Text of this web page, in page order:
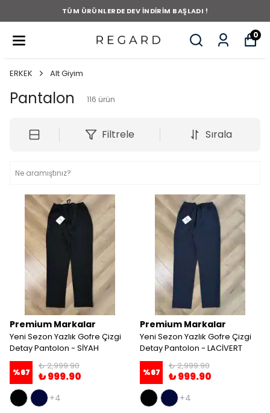
TÜM ÜRÜNLERDE DEV İNDİRİM BAŞLADI !
0
ERKEK Alt Giyim
Pantalon 116 ürün
Filtrele Sırala
Premium Markalar
Yeni Sezon Yazlık Gofre Çizgi
Detay Pantolon - SİYAH
%67
₺ 2,999.90
₺ 999.90
+4
Premium Markalar
Yeni Sezon Yazlık Gofre Çizgi
Detay Pantolon - LACİVERT
%67
₺ 2,999.90
₺ 999.90
+4